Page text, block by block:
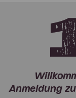
Anmeldung